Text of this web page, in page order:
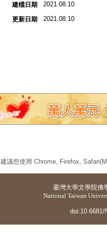
建檔日期 2021.08.10
更新日期 2021.08.10
建議您使用 Chrome, Firefox,
臺灣大學文學院佛
National Taiwan
doi:10.6681/